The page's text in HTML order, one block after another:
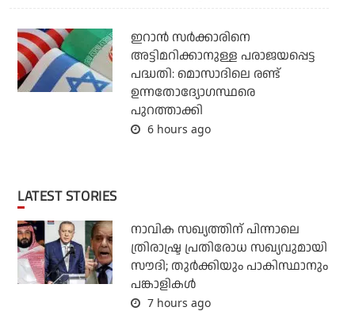
ഇറാന്‍ സര്‍ക്കാരിനെ
അട്ടിമറിക്കാനുള്ള പരാജയപ്പെട്ട
പദ്ധതി: മൊസാദിലെ രണ്ട്
ഉന്നതോദ്യോഗസ്ഥരെ
പുറത്താക്കി
6 hours ago
LATEST STORIES
നാവിക സഖ്യത്തിന് പിന്നാലെ
ത്രിരാഷ്ട്ര പ്രതിരോധ സഖ്യവുമായി
സൗദി; തുര്‍ക്കിയും പാകിസ്ഥാനും
പങ്കാളികള്‍
7 hours ago